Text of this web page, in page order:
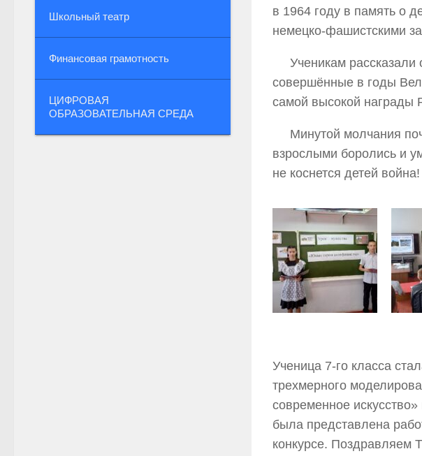
в 1964 году в память о
немецко-фашистскими
Ученикам рассказали
совершённые в годы
самой высокой награды
Минутой молчания
взрослыми боролись и
не коснется детей война!
Ученица 7-го класса
трехмерного
современное
была представлена
конкурсе. Поздравляем
Школьный театр
Финансовая грамотность
ЦИФРОВАЯ
ОБРАЗОВАТЕЛЬНАЯ СРЕДА